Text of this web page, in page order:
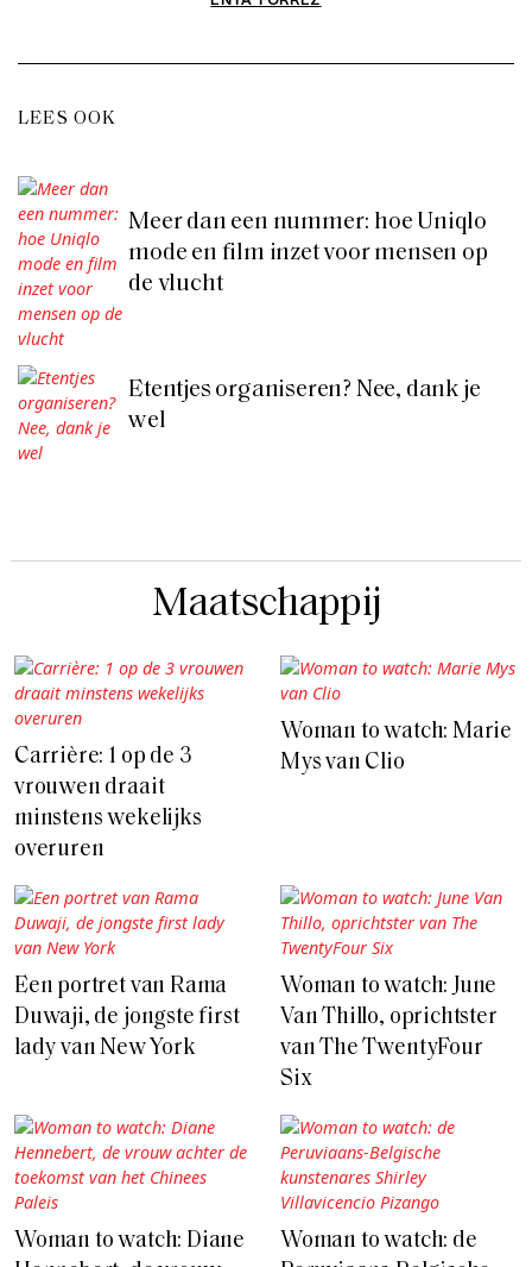
LEES OOK
Meer dan een nummer: hoe Uniqlo
mode en film inzet voor mensen op
de vlucht
Etentjes organiseren? Nee, dank je
wel
Maatschappij
Carrière: 1 op de 3
vrouwen draait
minstens wekelijks
overuren
Woman to watch: Marie
Mys van Clio
Een portret van Rama
Duwaji, de jongste first
lady van New York
Woman to watch: June
Van Thillo, oprichtster
van The TwentyFour
Six
Woman to watch: Diane
Woman to watch: de